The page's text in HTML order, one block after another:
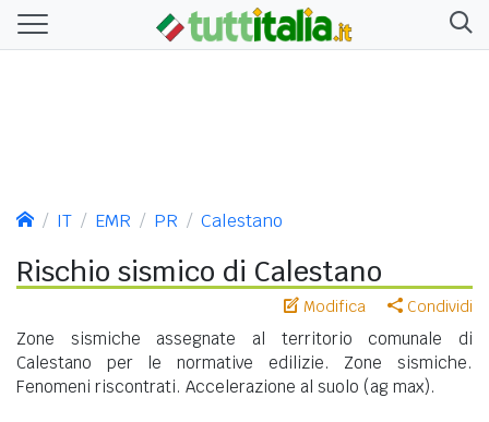
IT EMR PR Calestano
Rischio sismico di Calestano
Modifica Condividi
Zone sismiche assegnate al territorio comunale di
Calestano per le normative edilizie. Zone sismiche.
Fenomeni riscontrati. Accelerazione al suolo (ag max).